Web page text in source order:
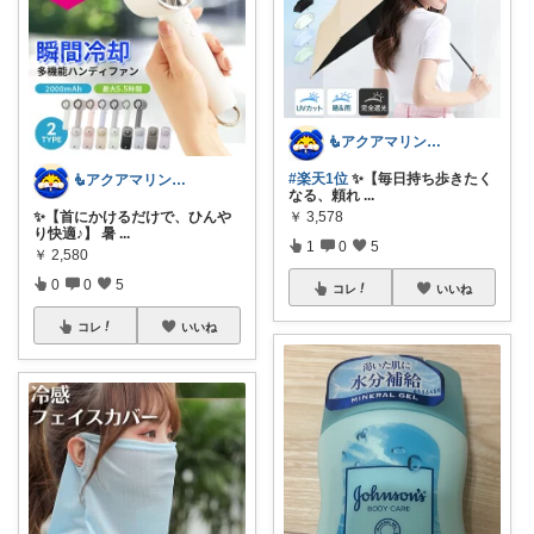
🧜アクアマリン⚡️暮らしに笑顔をプラス
✨【首にかけるだけで、ひんや
り快適♪】 暑 ...
￥ 2,580
0 0 5
コレ いいね
🧜アクアマリン⚡️暮らしに笑顔をプラス
#楽天1位 ✨【毎日持ち歩きたく
なる、頼れ ...
￥ 3,578
1 0 5
コレ いいね